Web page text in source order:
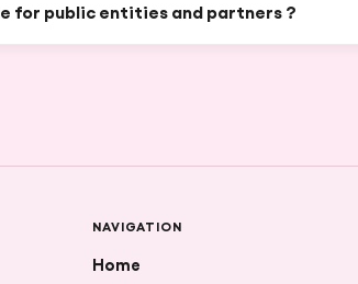
for public entities and partners ?
NAVIGATION
Home